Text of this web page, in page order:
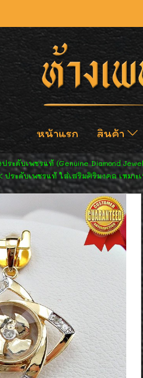
หน้าแรก สินค้า
ประดับเพชรแท้ (Genuine Diamond
ประดับเพชรแท้ ใส่เสริมศิริมงคล เหมา